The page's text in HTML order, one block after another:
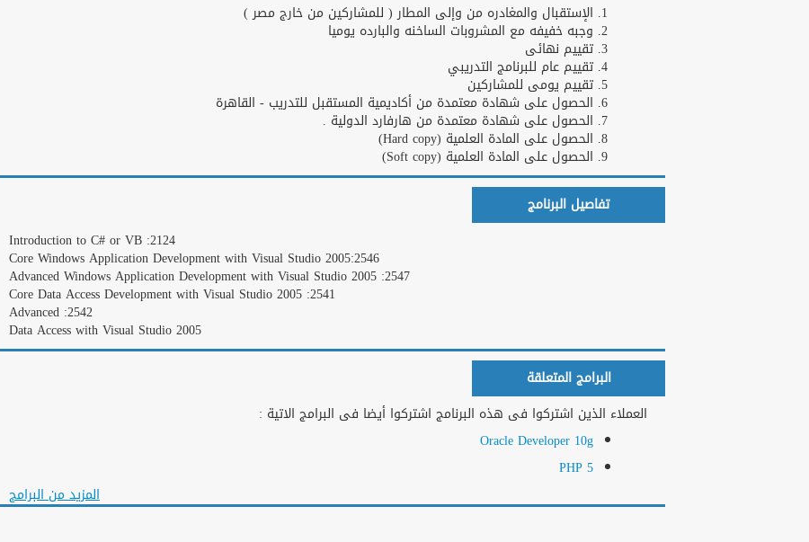
الإستقبال والمغادره من وإلى المطار ( للمشاركين من خارج مصر )
وجبه خفيفه مع المشروبات الساخنه والبارده يوميا
تقييم نهائى
تقييم عام للبرنامج التدريبي
تقييم يومى للمشاركين
الحصول على شهادة معتمدة من أكاديمية المستقبل للتدريب - القاهرة
الحصول على شهادة معتمدة من هارفارد الدولية .
الحصول على المادة العلمية (Hard copy)
الحصول على المادة العلمية (Soft copy)
تفاصيل البرنامج
2124: Introduction to C# or VB
2546:Core Windows Application Development with Visual Studio 2005
2547: Advanced Windows Application Development with Visual Studio 2005
2541: Core Data Access Development with Visual Studio 2005
2542: Advanced
Data Access with Visual Studio 2005
البرامج المتعلقة
العملاء الذين اشتركوا فى هذه البرنامج اشتركوا أيضا فى البرامج الاتية :
Oracle Developer 10g
PHP 5
المزيد من البرامج